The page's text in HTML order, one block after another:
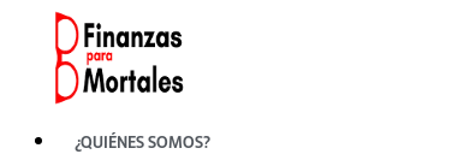
contenido
¿QUIÉNES SOMOS?